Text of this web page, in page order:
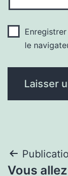
le
Vous